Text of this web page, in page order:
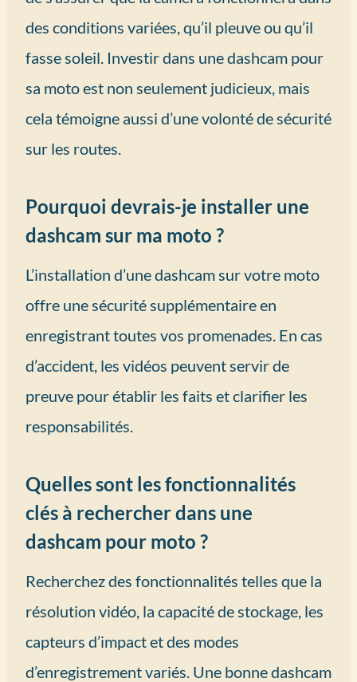
des conditions variées, qu’il pleuve ou qu’il
fasse soleil. Investir dans une dashcam pour
sa moto est non seulement judicieux, mais
cela témoigne aussi d’une volonté de sécurité
sur les routes.
Pourquoi devrais-je installer une
dashcam sur ma moto ?
L’installation d’une dashcam sur votre moto
offre une sécurité supplémentaire en
enregistrant toutes vos promenades. En cas
d’accident, les vidéos peuvent servir de
preuve pour établir les faits et clarifier les
responsabilités.
Quelles sont les fonctionnalités
clés à rechercher dans une
dashcam pour moto ?
Recherchez des fonctionnalités telles que la
résolution vidéo, la capacité de stockage, les
capteurs d’impact et des modes
d’enregistrement variés. Une bonne dashcam